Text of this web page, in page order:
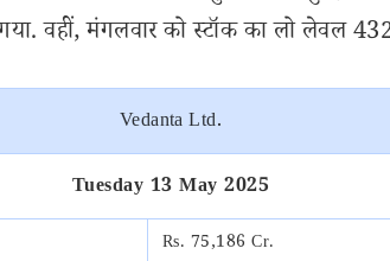
वहीं, मंगलवार को स्टॉक का लो लेवल
Vedanta Ltd.
Tuesday 13 May 2025
Rs. 75,186 Cr.